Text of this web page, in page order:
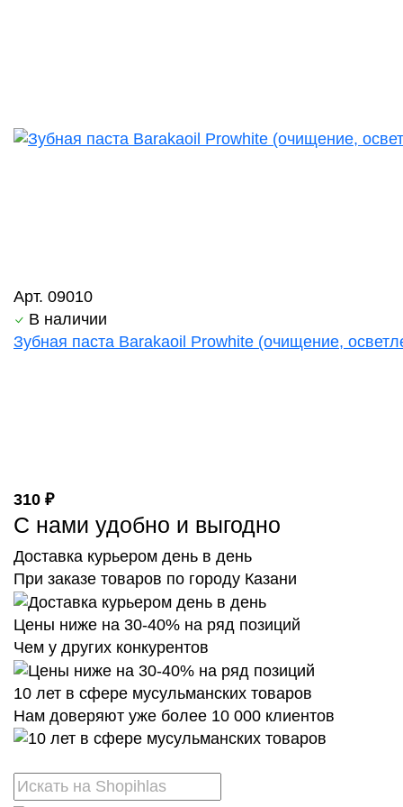
Арт. 09010
В наличии
Зубная паста Barakaoil Prowhite (очищение,
310 ₽
С нами удобно и выгодно
Доставка курьером день в день
При заказе товаров по городу Казани
Цены ниже на 30-40% на ряд позиций
Чем у других конкурентов
10 лет в сфере мусульманских товаров
Нам доверяют уже более 10 000 клиентов